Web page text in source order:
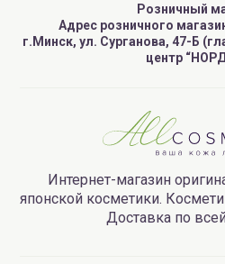
Розничный
Адрес розничного
г.Минск, ул. Сурганова, 47-Б
центр
Интернет-магазин
японской косметики.
Доставка по